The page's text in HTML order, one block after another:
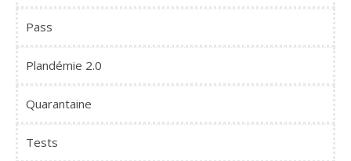
Pass
Plandémie 2.0
Quarantaine
Tests